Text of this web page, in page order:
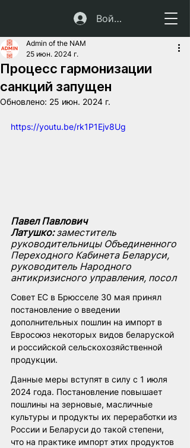
Войти
Процесс гармонизации
санкций запущен
Admin of the NAM
25 июн. 2024 г.
Обновлено: 25 июн. 2024 г.
https://youtu.be/rk1P1Ejv8Ug
Павел Павлович
Латушко: заместитель
руководительницы Объединенного
Переходного Кабинета Беларуси,
руководитель Народного
антикризисного управления, посол
Совет ЕС в Брюсселе 30 мая принял
постановление о введении
дополнительных пошлин на импорт в
Евросоюз некоторых видов беларуской
и российской сельскохозяйственной
продукции.
Данные меры вступят в силу с 1 июля
2024 года. Постановление повышает
пошлины на зерновые, масличные
культуры и продукты их переработки из
России и Беларуси до такой степени,
что на практике импорт этих продуктов